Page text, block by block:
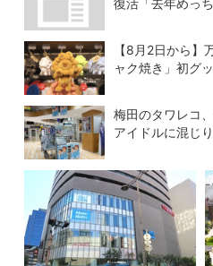
復活「去年めっ
【8月2日から】
ャク焼き」初グ
梅田のタワレコ
アイドルに混じ